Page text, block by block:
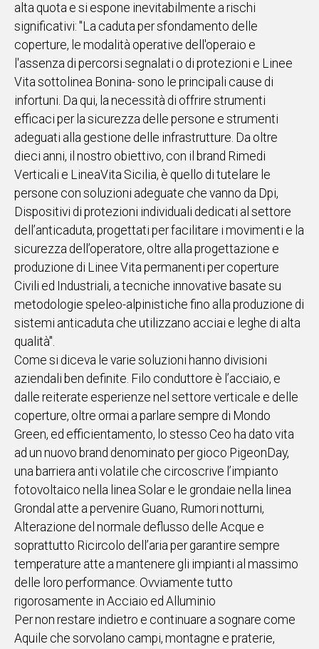
AL CANALE
WHATSAPP
Social
alta quota e si espone inevitabilmente a rischi
significativi: "La caduta per sfondamento delle
coperture, le modalità operative dell'operaio e
l'assenza di percorsi segnalati o di protezioni e Linee
Vita sottolinea Bonina- sono le principali cause di
infortuni. Da qui, la necessità di offrire strumenti
efficaci per la sicurezza delle persone e strumenti
adeguati alla gestione delle infrastrutture. Da oltre
dieci anni, il nostro obiettivo, con il brand Rimedi
Verticali e LineaVita Sicilia, è quello di tutelare le
persone con soluzioni adeguate che vanno da Dpi,
Dispositivi di protezioni individuali dedicati al settore
dell’anticaduta, progettati per facilitare i movimenti e la
sicurezza dell’operatore, oltre alla progettazione e
produzione di Linee Vita permanenti per coperture
Civili ed Industriali, a tecniche innovative basate su
metodologie speleo-alpinistiche fino alla produzione di
sistemi anticaduta che utilizzano acciai e leghe di alta
qualità".
Come si diceva le varie soluzioni hanno divisioni
aziendali ben definite. Filo conduttore è l’acciaio, e
dalle reiterate esperienze nel settore verticale e delle
coperture, oltre ormai a parlare sempre di Mondo
Green, ed efficientamento, lo stesso Ceo ha dato vita
ad un nuovo brand denominato per gioco PigeonDay,
una barriera anti volatile che circoscrive l’impianto
fotovoltaico nella linea Solar e le grondaie nella linea
Grondal atte a pervenire Guano, Rumori notturni,
Alterazione del normale deflusso delle Acque e
soprattutto Ricircolo dell’aria per garantire sempre
temperature atte a mantenere gli impianti al massimo
delle loro performance. Ovviamente tutto
rigorosamente in Acciaio ed Alluminio
Per non restare indietro e continuare a sognare come
Aquile che sorvolano campi, montagne e praterie,